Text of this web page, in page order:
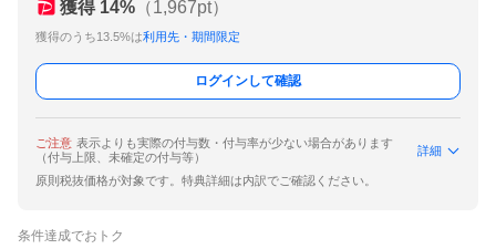
獲得 14% （1,967pt）
獲得のうち13.5%は利用先・期間限定
ログインして確認
ご注意 表示よりも実際の付与数・付与率が少ない場合があります
（付与上限、未確定の付与等）
詳細
原則税抜価格が対象です。特典詳細は内訳でご確認ください。
条件達成でおトク